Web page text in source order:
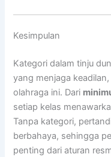
Kesimpulan
Kategori dalam tinju
yang menjaga
olahraga ini. Dari
setiap kelas
Tanpa kategori,
berbahaya, sehingga
penting dari aturan